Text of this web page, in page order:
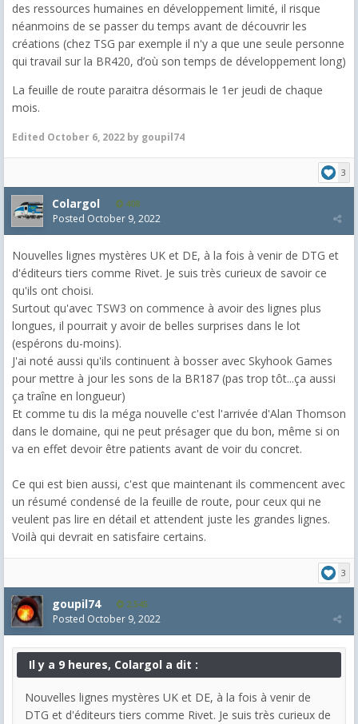
des ressources humaines en développement limité, il risque
néanmoins de se passer du temps avant de découvrir les
créations (chez TSG par exemple il n'y a que une seule personne
qui travail sur la BR420, d’où son temps de développement long)
La feuille de route paraitra désormais le 1er jeudi de chaque
mois.
Edited October 6, 2022 by goupil74
3
Colargol 408
Posted October 9, 2022
Nouvelles lignes mystères UK et DE, à la fois à venir de DTG et
d'éditeurs tiers comme Rivet. Je suis très curieux de savoir ce
qu'ils ont choisi.
Surtout qu'avec TSW3 on commence à avoir des lignes plus
longues, il pourrait y avoir de belles surprises dans le lot
(espérons du-moins).
J'ai noté aussi qu'ils continuent à bosser avec Skyhook Games
pour mettre à jour les sons de la BR187 (pas trop tôt...ça aussi
ça traîne en longueur)
Et comme tu dis la méga nouvelle c'est l'arrivée d'Alan Thomson
dans le domaine, qui ne peut présager que du bon, même si on
va en effet devoir être patients avant de voir du concret.
Ce qui est bien aussi, c'est que maintenant ils commencent avec
un résumé condensé de la feuille de route, pour ceux qui ne
veulent pas lire en détail et attendent juste les grandes lignes.
Voilà qui devrait en satisfaire certains.
3
goupil74 2,545
Posted October 9, 2022
Il y a 9 heures, Colargol a dit :
Nouvelles lignes mystères UK et DE, à la fois à venir de
DTG et d'éditeurs tiers comme Rivet. Je suis très curieux de